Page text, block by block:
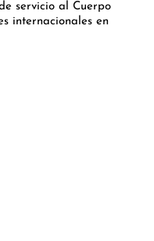
servicio al Cuerpo
internacionales en